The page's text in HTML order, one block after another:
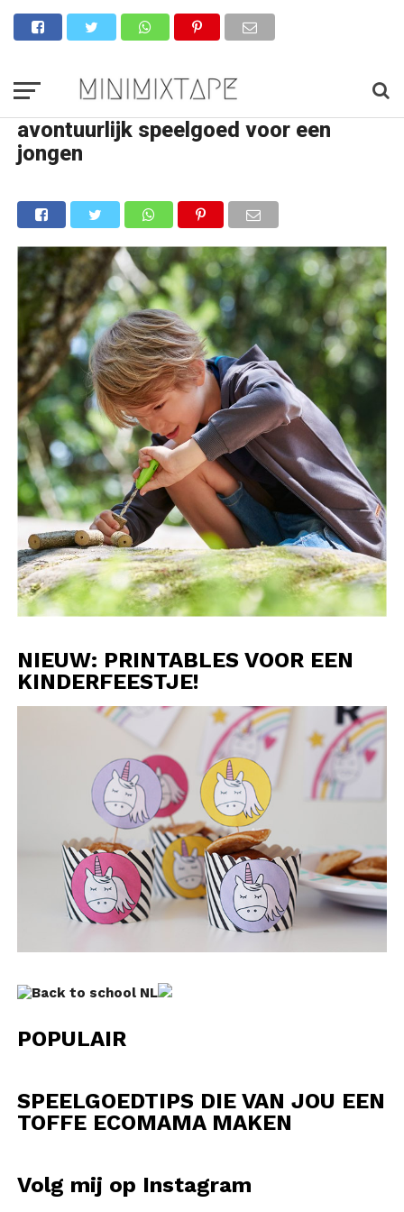
avontuurlijk speelgoed voor een
jongen
NIEUW: PRINTABLES VOOR EEN
KINDERFEESTJE!
POPULAIR
SPEELGOEDTIPS DIE VAN JOU EEN
TOFFE ECOMAMA MAKEN
Volg mij op Instagram